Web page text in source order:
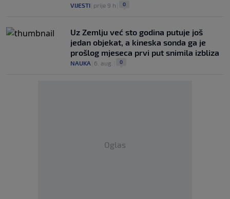
VIJESTI prije 9 h 0
Uz Zemlju već sto godina putuje još
jedan objekat, a kineska sonda ga je
prošlog mjeseca prvi put snimila izbliza
NAUKA 6. aug. 0
Oglas